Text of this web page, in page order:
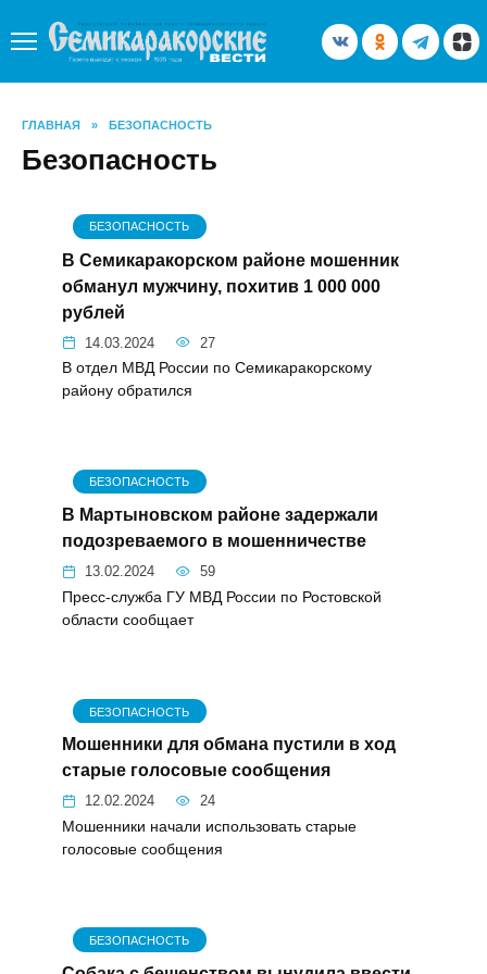
содержанию
ГЛАВНАЯ » БЕЗОПАСНОСТЬ
Безопасность
БЕЗОПАСНОСТЬ
В Семикаракорском районе мошенник
обманул мужчину, похитив 1 000 000
рублей
14.03.2024 27
В отдел МВД России по Семикаракорскому
району обратился
БЕЗОПАСНОСТЬ
В Мартыновском районе задержали
подозреваемого в мошенничестве
13.02.2024 59
Пресс-служба ГУ МВД России по Ростовской
области сообщает
БЕЗОПАСНОСТЬ
Мошенники для обмана пустили в ход
старые голосовые сообщения
12.02.2024 24
Мошенники начали использовать старые
голосовые сообщения
БЕЗОПАСНОСТЬ